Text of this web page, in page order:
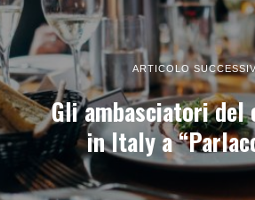
ARTICOLO
Gli ambasciatori del
in Italy a